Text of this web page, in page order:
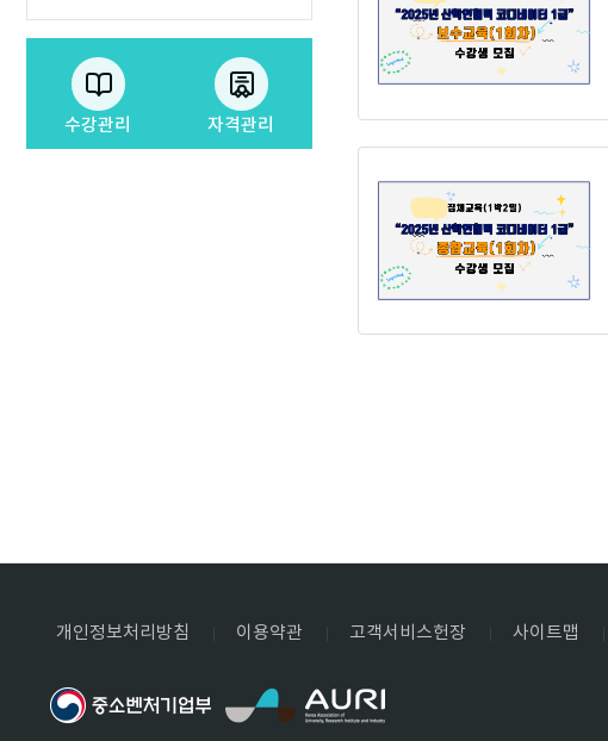
수강관리 자격관리
개인정보처리방침 이용약관 고객서비스헌장 사이트맵